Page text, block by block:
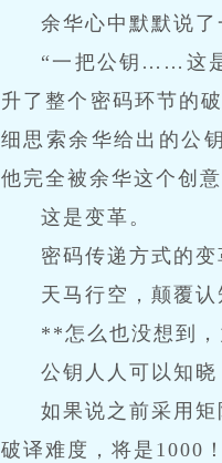
余华心中默默说了
“一把公钥……这
升了整个密码环节的
细思索余华给出的公
他完全被余华这个创意
这是变革。
密码传递方式的变
天马行空，颠覆认
**怎么也没想到，
公钥人人可以知
如果说之前采用
破译难度，将是1000！